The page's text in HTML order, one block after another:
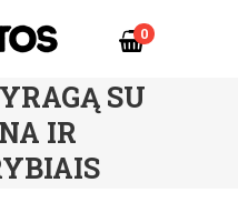
0
SU
IR